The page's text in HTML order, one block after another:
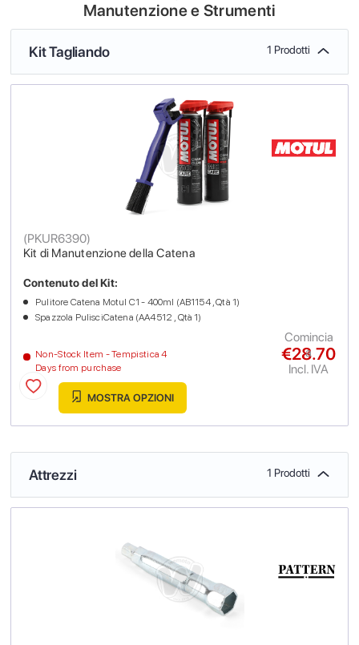
Manutenzione e Strumenti
Kit Tagliando 1 Prodotti
Kit di Manutenzione della Catena
(PKUR6390)
Non-Stock Item - Tempistica 4
Days from purchase
Contenuto del Kit:
Pulitore Catena Motul C1 - 400ml (AB1154 , Qtà 1)
Spazzola PulisciCatena (AA4512 , Qtà 1)
€28.70
Incl. IVA
Comincia
a
MOSTRA OPZIONI
Attrezzi 1 Prodotti